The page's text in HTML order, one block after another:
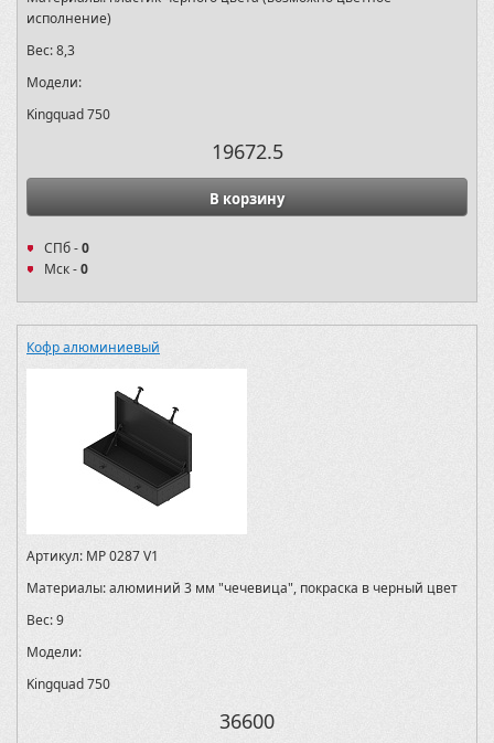
исполнение)
Вес:8,3
Модели:
Kingquad 750
19672.5
В корзину
СПб -0
Мск -0
Кофр алюминиевый
Артикул: MP 0287 V1
Материалы:алюминий 3 мм "чечевица", покраска в черный цвет
Вес:9
Модели:
Kingquad 750
36600